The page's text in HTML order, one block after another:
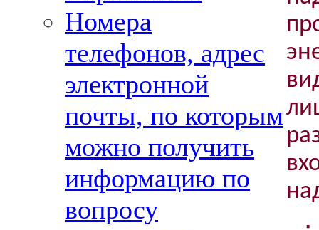
Номера
телефонов, адрес
электронной
почты, по которым
можно получить
информацию по
вопросу